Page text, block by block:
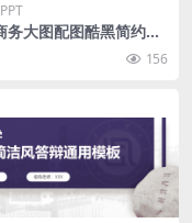
务大图配图酷黑简约扁
务工作总结报告ppt模156